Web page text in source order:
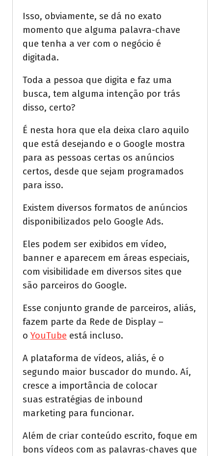
Isso, obviamente, se dá no exato
momento que alguma palavra-chave
que tenha a ver com o negócio é
digitada.
Toda a pessoa que digita e faz uma
busca, tem alguma intenção por trás
disso, certo?
É nesta hora que ela deixa claro aquilo
que está desejando e o Google mostra
para as pessoas certas os anúncios
certos, desde que sejam programados
para isso.
Existem diversos formatos de anúncios
disponibilizados pelo Google Ads.
Eles podem ser exibidos em vídeo,
banner e aparecem em áreas especiais,
com visibilidade em diversos sites que
são parceiros do Google.
Esse conjunto grande de parceiros, aliás,
fazem parte da Rede de Display –
o YouTube está incluso.
A plataforma de vídeos, aliás, é o
segundo maior buscador do mundo. Aí,
cresce a importância de colocar
suas estratégias de inbound
marketing para funcionar.
Além de criar conteúdo escrito, foque em
bons vídeos com as palavras-chaves que